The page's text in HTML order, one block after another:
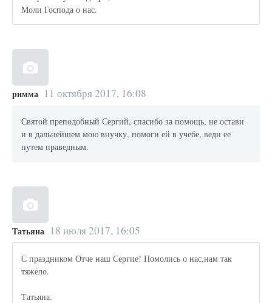
Моли Господа о нас.
римма 11 октября 2017, 16:08
Святой преподобный Сергий, спасибо за помощь, не остави
и в дальнейшем мою внучку, помоги ей в учебе, веди ее
путем праведным.
Татьяна 18 июля 2017, 16:05
С праздником Отче наш Сергие! Помолись о нас,нам так
тяжело.
Татьяна.